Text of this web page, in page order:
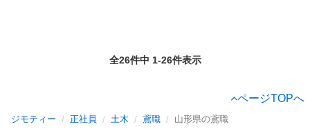
全26件中 1-26件表示
ページTOPへ
ジモティー 正社員 土木 鳶職 山形県の鳶職